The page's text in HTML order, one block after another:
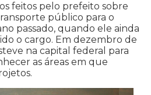
feitos pelo prefeito sobre
público para o
passado, quando ele ainda
o cargo. Em dezembro de
na capital federal para
as áreas em que